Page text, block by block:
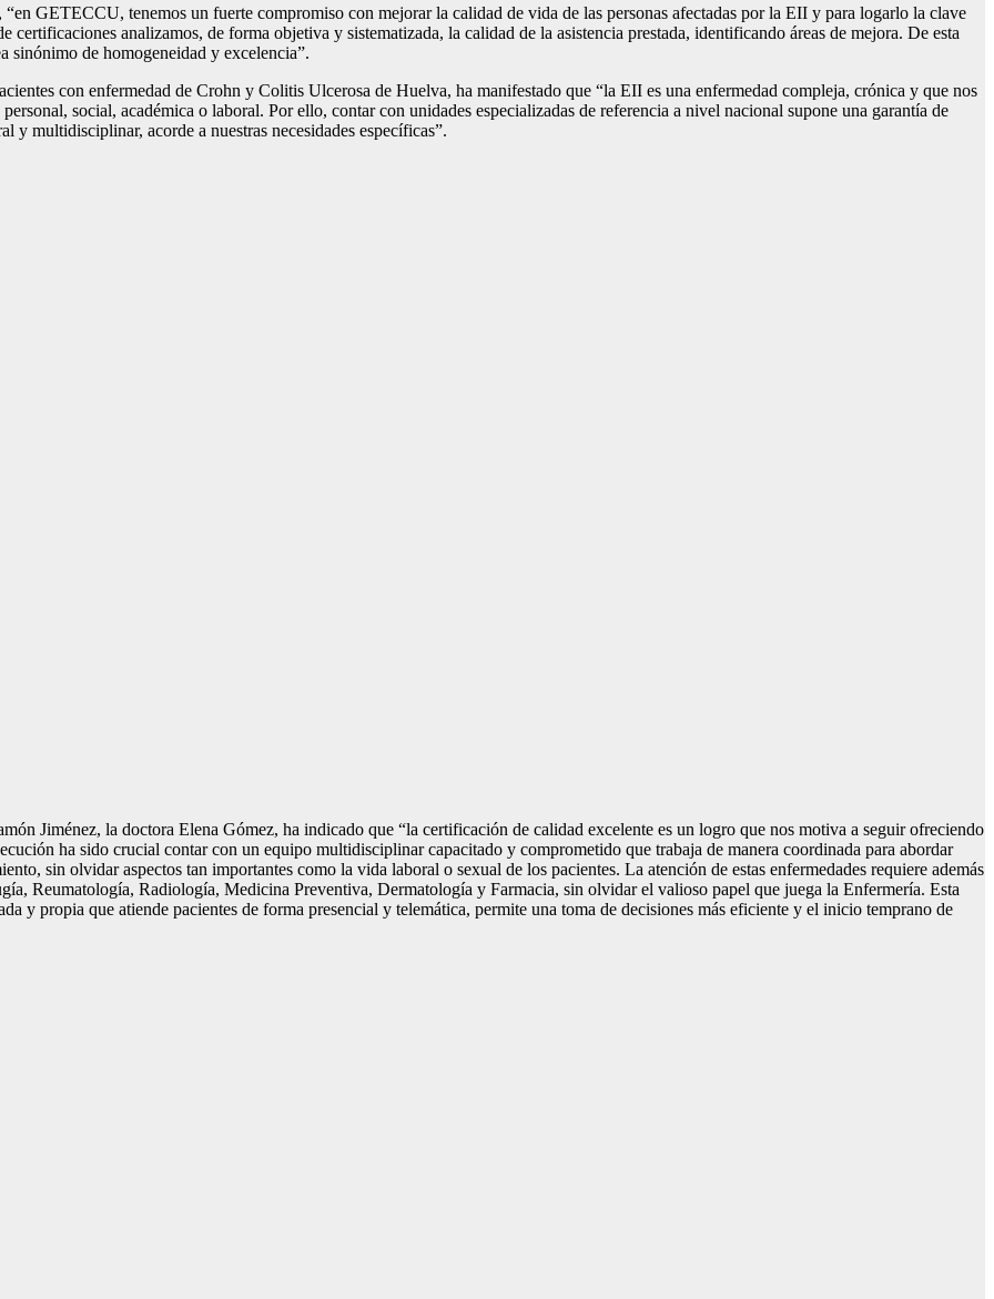
GETECCU, tenemos un fuerte compromiso con mejorar la calidad de vida de las personas afectadas por la EII y para logarlo la clave
certificaciones analizamos, de forma objetiva y sistematizada, la calidad de la asistencia prestada, identificando áreas de mejora. De esta
sinónimo de homogeneidad y excelencia”.
con enfermedad de Crohn y Colitis Ulcerosa de Huelva, ha manifestado que “la EII es una enfermedad compleja, crónica y que nos
social, académica o laboral. Por ello, contar con unidades especializadas de referencia a nivel nacional supone una garantía de
y multidisciplinar, acorde a nuestras necesidades específicas”.
Jiménez, la doctora Elena Gómez, ha indicado que “la certificación de calidad excelente es un logro que nos motiva a seguir ofreciendo
ha sido crucial contar con un equipo multidisciplinar capacitado y comprometido que trabaja de manera coordinada para abordar
sin olvidar aspectos tan importantes como la vida laboral o sexual de los pacientes. La atención de estas enfermedades requiere además
Reumatología, Radiología, Medicina Preventiva, Dermatología y Farmacia, sin olvidar el valioso papel que juega la Enfermería. Esta
y propia que atiende pacientes de forma presencial y telemática, permite una toma de decisiones más eficiente y el inicio temprano de